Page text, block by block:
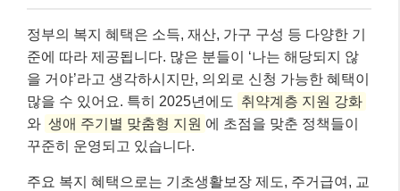
정부의 복지 혜택은 소득, 재산, 가구 구성 등 다양한 기
준에 따라 제공됩니다. 많은 분들이 ‘나는 해당되지 않
을 거야’라고 생각하시지만, 의외로 신청 가능한 혜택이
많을 수 있어요. 특히 2025년에도
취약계층 지원 강화
와 생애 주기별 맞춤형 지원 에 초점을 맞춘 정책들이
꾸준히 운영되고 있습니다.
주요 복지 혜택으로는 기초생활보장 제도, 주거급여, 교